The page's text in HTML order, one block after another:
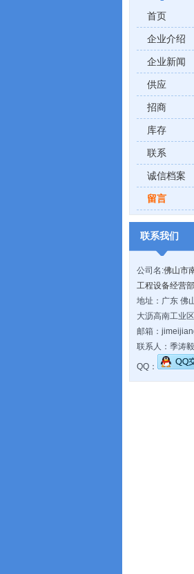
首页
企业介绍
企业新闻
供应
招商
库存
联系
诚信档案
留言
联系我们
公司名:佛山市
工程设备经营部
地址：广东 佛
大沥高南工业
邮箱：
联系人：季涛毅
QQ：